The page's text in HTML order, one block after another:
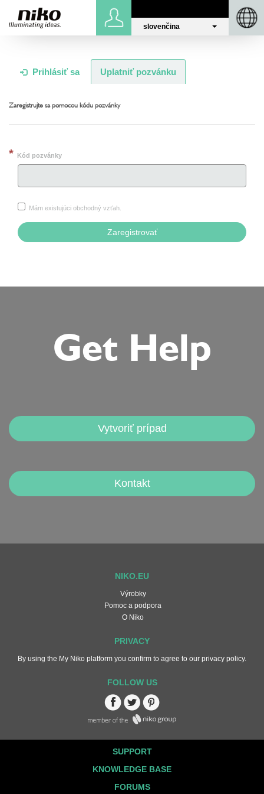
slovenčina
Prihlásiť sa Uplatniť pozvánku
Zaregistrujte sa pomocou kódu pozvánky
Kód pozvánky
Mám existujúci obchodný vzťah.
Zaregistrovať
Get Help
Vytvoriť prípad
Kontakt
NIKO.EU
Výrobky
Pomoc a podpora
O Niko
PRIVACY
By using the My Niko platform you confirm to agree to our privacy policy.
FOLLOW US
FacebookTwitterPinterest
SUPPORT
KNOWLEDGE BASE
FORUMS